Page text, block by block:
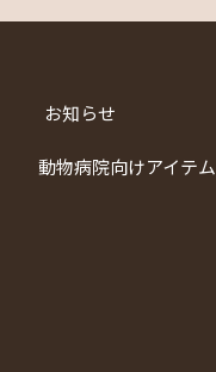
お知らせ
動物病院向けアイテム